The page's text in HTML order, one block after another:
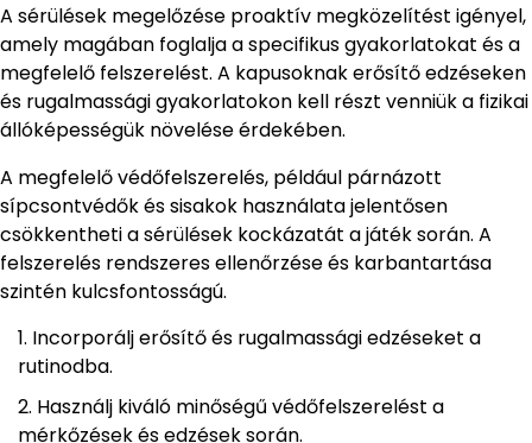
A sérülések megelőzése proaktív megközelítést igényel,
amely magában foglalja a specifikus gyakorlatokat és a
megfelelő felszerelést. A kapusoknak erősítő edzéseken
és rugalmassági gyakorlatokon kell részt venniük a fizikai
állóképességük növelése érdekében.
A megfelelő védőfelszerelés, például párnázott
sípcsontvédők és sisakok használata jelentősen
csökkentheti a sérülések kockázatát a játék során. A
felszerelés rendszeres ellenőrzése és karbantartása
szintén kulcsfontosságú.
Incorporálj erősítő és rugalmassági edzéseket a
rutinodba.
Használj kiváló minőségű védőfelszerelést a
mérkőzések és edzések során.